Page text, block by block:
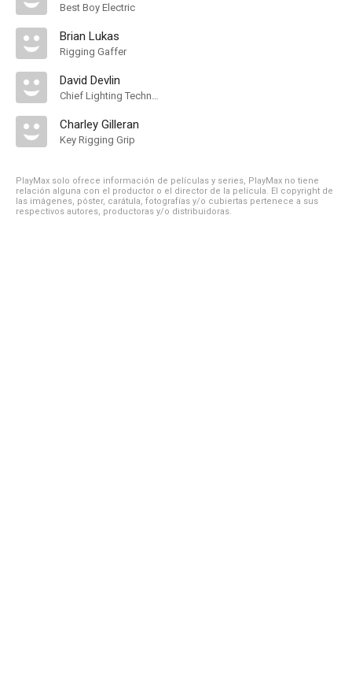
Best Boy Electric
Brian Lukas
Rigging Gaffer
David Devlin
Chief Lighting Technician
Charley Gilleran
Key Rigging Grip
PlayMax solo ofrece información de películas y series, PlayMax no tiene
relación alguna con el productor o el director de la película. El copyright de
las imágenes, póster, carátula, fotografías y/o cubiertas pertenece a sus
respectivos autores, productoras y/o distribuidoras.